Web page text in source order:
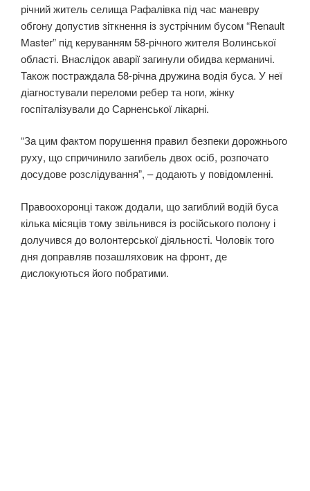
річний житель селища Рафалівка під час маневру
обгону допустив зіткнення із зустрічним бусом “Renault
Master” під керуванням 58-річного жителя Волинської
області. Внаслідок аварії загинули обидва керманичі.
Також постраждала 58-річна дружина водія буса. У неї
діагностували переломи ребер та ноги, жінку
госпіталізували до Сарненської лікарні.
“За цим фактом порушення правил безпеки дорожнього
руху, що спричинило загибель двох осіб, розпочато
досудове розслідування”, – додають у повідомленні.
Правоохоронці також додали, що загиблий водій буса
кілька місяців тому звільнився із російського полону і
долучився до волонтерської діяльності. Чоловік того
дня доправляв позашляховик на фронт, де
дислокуються його побратими.